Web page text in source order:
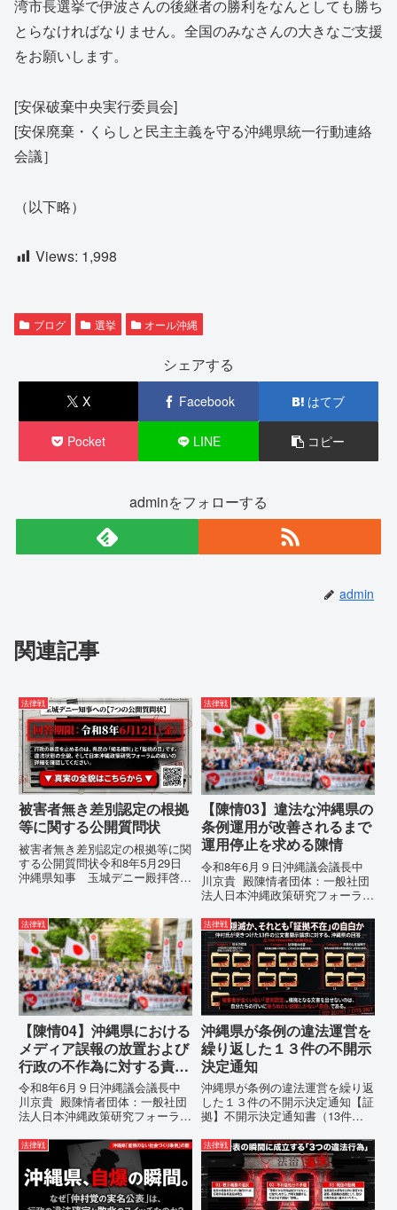
湾市長選挙で伊波さんの後継者の勝利をなんとしても勝ち
とらなければなりません。全国のみなさんの大きなご支援
をお願いします。
[安保破棄中央実行委員会]
[安保廃棄・くらしと民主主義を守る沖縄県統一行動連絡
会議］
（以下略）
Views: 1,998
ブログ 選挙 オール沖縄
シェアする
X Facebook はてブ
Pocket LINE コピー
adminをフォローする
admin
関連記事
法律戦
被害者無き差別認定の根拠
等に関する公開質問状
被害者無き差別認定の根拠等に関
する公開質問状令和8年5月29日
沖縄県知事 玉城デニー殿拝啓貴
ます。私は、適正な意見陳述（弁
明）を行うにあたり、沖縄県行政
手続条例第28条で定められた...
法律戦
【陳情03】違法な沖縄県の
条例運用が改善されるまで
運用停止を求める陳情
令和8年6月９日沖縄議会議長中
川京貴 殿陳情者団体：一般社団
法人日本沖縄政策研究フォーラム
所：沖縄県那覇市電 話：080-違
法な沖縄県の条例運用が改善され
るまで運用停止を求める陳情陳情
の趣旨沖縄県は、「沖縄県...
法律戦
【陳情04】沖縄県における
メディア誤報の放置および
行政の不作為に対する責任
追及と再発防止策を求める
陳情
令和8年6月９日沖縄議会議長中
川京貴 殿陳情者団体：一般社団
法人日本沖縄政策研究フォーラム
所：沖縄県那覇市電 話：080-
【陳情03】沖縄県におけるメデ
ィア誤報の放置および行政の不作
為に対する責任追及と再発防...
法律戦
沖縄県が条例の違法運営を
繰り返した１３件の不開示
決定通知
沖縄県が条例の違法運営を繰り返
した１３件の不開示決定通知【証
拠】不開示決定通知書（13件）
が請求した「差別認定の根拠」に
対し、県は全て非開示・存否応答
拒否を突きつけました。これは、
彼らが行政手続きの正当性を失
っ...
法律戦 法律戦